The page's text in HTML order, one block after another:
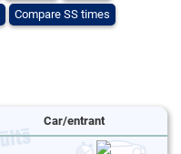
Compare SS times
Car/entrant